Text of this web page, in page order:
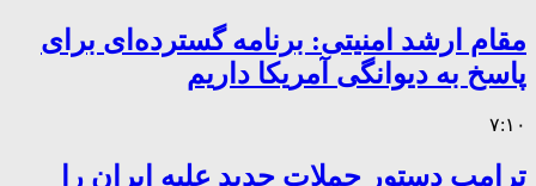
مقام ارشد امنیتی: برنامه گسترده‌ای برای
پاسخ به دیوانگی آمریکا داریم
۷:۱۰
ترامپ دستور حملات جدید علیه ایران را